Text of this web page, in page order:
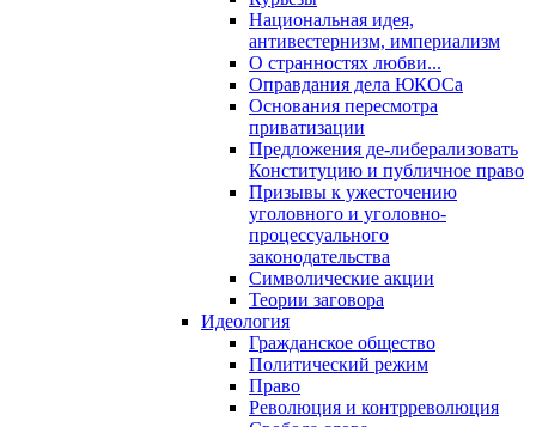
Национальная идея,
антивестернизм, империализм
О странностях любви...
Оправдания дела ЮКОСа
Основания пересмотра
приватизации
Предложения де-либерализовать
Конституцию и публичное право
Призывы к ужесточению
уголовного и уголовно-
процессуального
законодательства
Символические акции
Теории заговора
Идеология
Гражданское общество
Политический режим
Право
Революция и контрреволюция